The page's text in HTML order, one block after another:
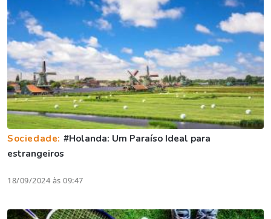
Sociedade: #Holanda: Um Paraíso Ideal para
estrangeiros
18/09/2024 às 09:47